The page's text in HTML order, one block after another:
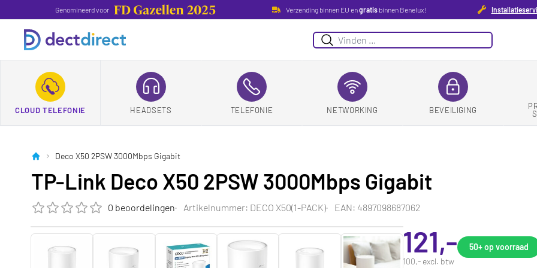
Genomineerd voor Verzending binnen EU engratisbinnen Benelux!
Zoeken
CLOUD TELEFONIE HEADSETS TELEFONIE NETWORKING BEVEILIGING
Deco X50 2PSW 3000Mbps Gigabit
TP-Link Deco X50 2PSW 3000Mbps Gigabit
De beoordeling van dit product is0.0 van de 5
0 beoordelingen Artikelnummer: DECO X50(1-PACK) EAN: 4897098687062
121,-
100,- excl. btw
50+op voorraad